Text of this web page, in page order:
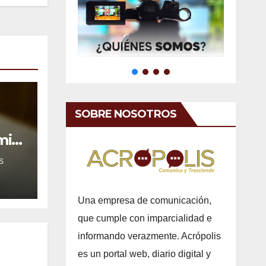
SOBRE NOSOTROS
Una empresa de comunicación,
que cumple con imparcialidad e
informando verazmente. Acrópolis
es un portal web, diario digital y